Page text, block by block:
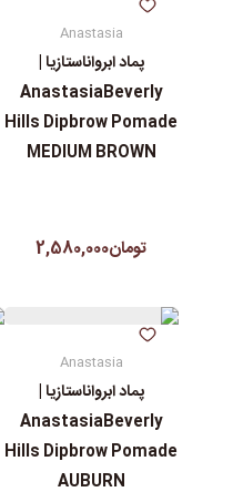
Anastasia
پماد ابرواناستازیا |
AnastasiaBeverly
Hills Dipbrow Pomade
MEDIUM BROWN
تومان2,580,000
Anastasia
پماد ابرواناستازیا |
AnastasiaBeverly
Hills Dipbrow Pomade
AUBURN